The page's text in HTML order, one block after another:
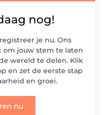
nog!
je nu. Ons
om jouw stem te laten
wereld te delen. Klik
en zet de eerste stap
en groei.
nu